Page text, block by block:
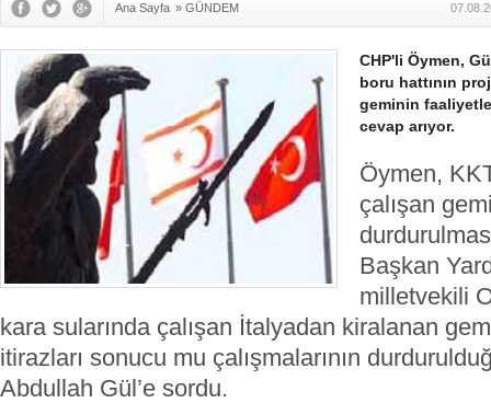
Ana Sayfa » GÜNDEM
CHP'li Öymen,
boru hattının
geminin
cevap arıyor.
Öymen,
çalışan
Başkan
milletvekili
kara sularında çalışan İtalyadan kiralanan
itirazları sonucu mu çalışmalarının
Abdullah Gül’e sordu.